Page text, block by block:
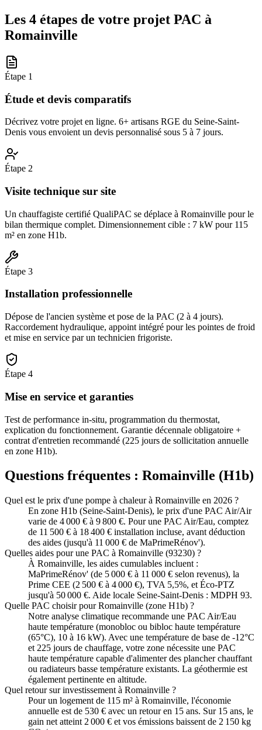
Les 4 étapes de votre projet PAC à
Romainville
Étape 1
Étude et devis comparatifs
Décrivez votre projet en ligne. 6+ artisans RGE du Seine-Saint-
Denis vous envoient un devis personnalisé sous 5 à 7 jours.
Étape 2
Visite technique sur site
Un chauffagiste certifié QualiPAC se déplace à Romainville pour le
bilan thermique complet. Dimensionnement cible : 7 kW pour 115
m² en zone H1b.
Étape 3
Installation professionnelle
Dépose de l'ancien système et pose de la PAC (2 à 4 jours).
Raccordement hydraulique, appoint intégré pour les pointes de froid
et mise en service par un technicien frigoriste.
Étape 4
Mise en service et garanties
Test de performance in-situ, programmation du thermostat,
explication du fonctionnement. Garantie décennale obligatoire +
contrat d'entretien recommandé (225 jours de sollicitation annuelle
en zone H1b).
Questions fréquentes : Romainville (H1b)
Quel est le prix d'une pompe à chaleur à Romainville en 2026 ?
En zone H1b (Seine-Saint-Denis), le prix d'une PAC Air/Air
varie de 4 000 € à 9 800 €. Pour une PAC Air/Eau, comptez
de 11 500 € à 18 400 € installation incluse, avant déduction
des aides (jusqu'à 11 000 € de MaPrimeRénov').
Quelles aides pour une PAC à Romainville (93230) ?
À Romainville, les aides cumulables incluent :
MaPrimeRénov' (de 5 000 € à 11 000 € selon revenus), la
Prime CEE (2 500 € à 4 000 €), TVA 5,5%, et Éco-PTZ
jusqu'à 50 000 €. Aide locale Seine-Saint-Denis : MDPH 93.
Quelle PAC choisir pour Romainville (zone H1b) ?
Notre analyse climatique recommande une PAC Air/Eau
haute température (monobloc ou bibloc haute température
(65°C), 10 à 16 kW). Avec une température de base de -12°C
et 225 jours de chauffage, votre zone nécessite une PAC
haute température capable d'alimenter des plancher chauffant
ou radiateurs basse température existants. La géothermie est
également pertinente en altitude.
Quel retour sur investissement à Romainville ?
Pour un logement de 115 m² à Romainville, l'économie
annuelle est de 530 € avec un retour en 15 ans. Sur 15 ans, le
gain net atteint 2 000 € et vos émissions baissent de 2 150 kg